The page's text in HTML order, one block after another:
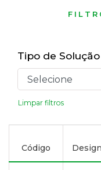
Tipo de Solução
Limpar filtros
Código